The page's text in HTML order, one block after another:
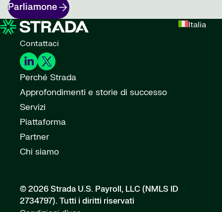
Parliamone
Italia
Contattaci
Perché Strada
Approfondimenti e storie di successo
Servizi
Piattaforma
Partner
Chi siamo
© 2026 Strada U.S. Payroll, LLC (NMLS ID
2734797). Tutti i diritti riservati